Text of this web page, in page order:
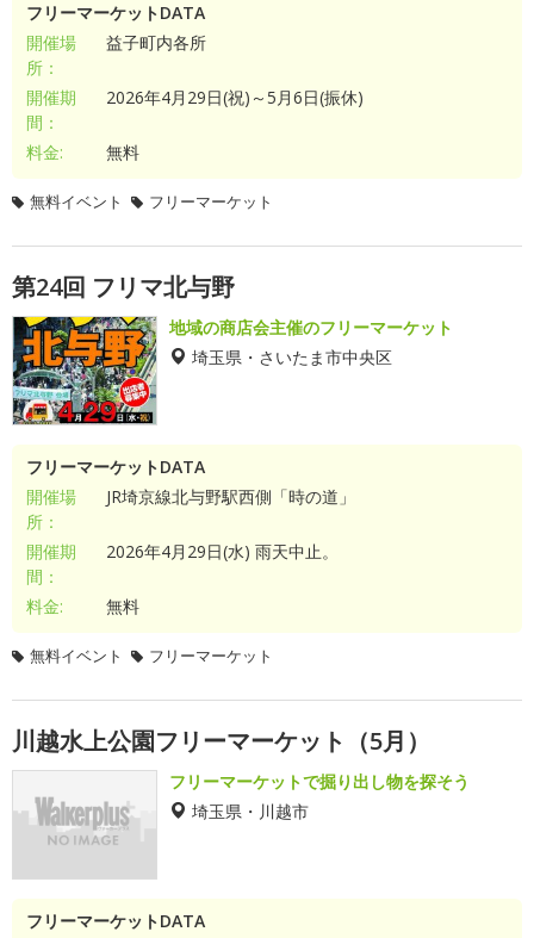
フリーマーケットDATA
開催場
所：
益子町内各所
開催期
間：
2026年4月29日(祝)～5月6日(振休)
料金: 無料
無料イベント フリーマーケット
第24回 フリマ北与野
地域の商店会主催のフリーマーケット
埼玉県・さいたま市中央区
フリーマーケットDATA
開催場
所：
JR埼京線北与野駅西側「時の道」
開催期
間：
2026年4月29日(水) 雨天中止。
料金: 無料
無料イベント フリーマーケット
川越水上公園フリーマーケット（5月）
フリーマーケットで掘り出し物を探そう
埼玉県・川越市
フリーマーケットDATA